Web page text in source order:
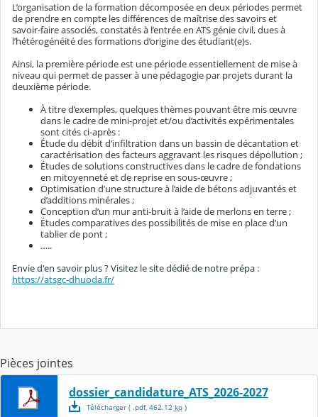
L’organisation de la formation décomposée en deux périodes permet
de prendre en compte les différences de maîtrise des savoirs et
savoir-faire associés, constatés à l’entrée en ATS génie civil, dues à
l’hétérogénéité des formations d’origine des étudiant(e)s.
Ainsi, la première période est une période essentiellement de mise à
niveau qui permet de passer à une pédagogie par projets durant la
deuxième période.
À titre d’exemples, quelques thèmes pouvant être mis œuvre
dans le cadre de mini-projet et/ou d’activités expérimentales
sont cités ci-après :
Étude du débit d’infiltration dans un bassin de décantation et
caractérisation des facteurs aggravant les risques dépollution ;
Études de solutions constructives dans le cadre de fondations
en mitoyenneté et de reprise en sous-œuvre ;
Optimisation d’une structure à l’aide de bétons adjuvantés et
d’additions minérales ;
Conception d’un mur anti-bruit à l’aide de merlons en terre ;
Études comparatives des possibilités de mise en place d’un
tablier de pont ;
…..
Envie d'en savoir plus ? Visitez le site dédié de notre prépa :
https://atsgc-dhuoda.fr/
Pièces jointes
dossier_candidature_ATS_2026-2027
Télécharger( .pdf, 462.12 ko)